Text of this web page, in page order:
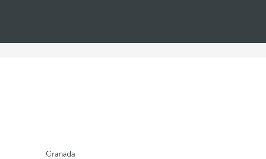
Granada